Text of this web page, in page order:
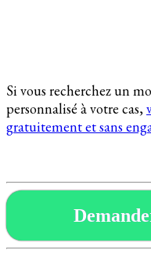
Si vous recherchez un
personnalisé à votre cas,
gratuitement et sans